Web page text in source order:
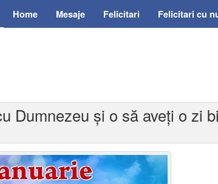
Home Mesaje Felicitari Felicitari cu
Dumnezeu şi o să aveţi o zi